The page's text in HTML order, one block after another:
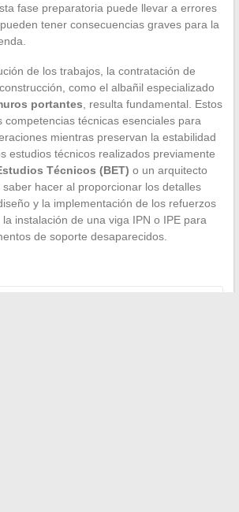
fase preparatoria puede llevar a errores
tener consecuencias graves para la
de los trabajos, la contratación de
como el albañil especializado
portantes , resulta fundamental. Estos
competencias técnicas esenciales para
mientras preservan la estabilidad
estudios técnicos realizados previamente
Técnicos (BET) o un arquitecto
hacer al proporcionar los detalles
y la implementación de los refuerzos
instalación de una viga IPN o IPE para
de soporte desaparecidos.